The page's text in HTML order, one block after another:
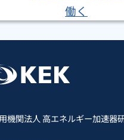
働く
機関法人 高エネルギー加速器